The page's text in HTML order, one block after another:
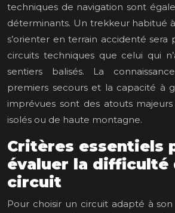
techniques de navigation sont
déterminants. Un trekkeur habitué
s’orienter en terrain accidenté sera
circuits techniques que celui qui
sentiers balisés. La
premiers secours et la capacité à
imprévues sont des atouts
isolés ou de haute montagne.
Critères essentiels
évaluer la difficulté
circuit
Pour choisir un circuit adapté à